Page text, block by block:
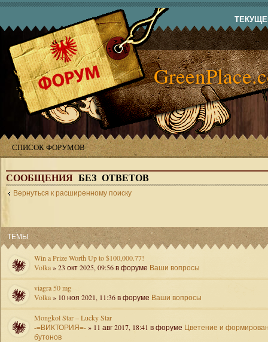
СПИСОК ФОРУМОВ
СООБЩЕНИЯ БЕЗ ОТВЕТОВ
Вернуться к расширенному поиску
ТЕМЫ
Win a Prize Worth Up to $100,000.77!
Volka» 23 окт 2025, 09:56 в форуме Ваши вопросы
viagra 50 mg
Volka» 10 ноя 2021, 11:36 в форуме Ваши вопросы
Mongkol Star – Lucky Star
-=ВИКТОРИЯ=-» 11 авг 2017, 18:41 в форуме Цветение и
бутонов